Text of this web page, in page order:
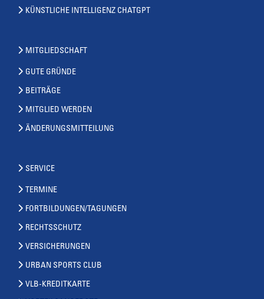
KÜNSTLICHE INTELLIGENZ CHATGPT
MITGLIEDSCHAFT
GUTE GRÜNDE
BEITRÄGE
MITGLIED WERDEN
ÄNDERUNGSMITTEILUNG
SERVICE
TERMINE
FORTBILDUNGEN/TAGUNGEN
RECHTSSCHUTZ
VERSICHERUNGEN
URBAN SPORTS CLUB
VLB-KREDITKARTE